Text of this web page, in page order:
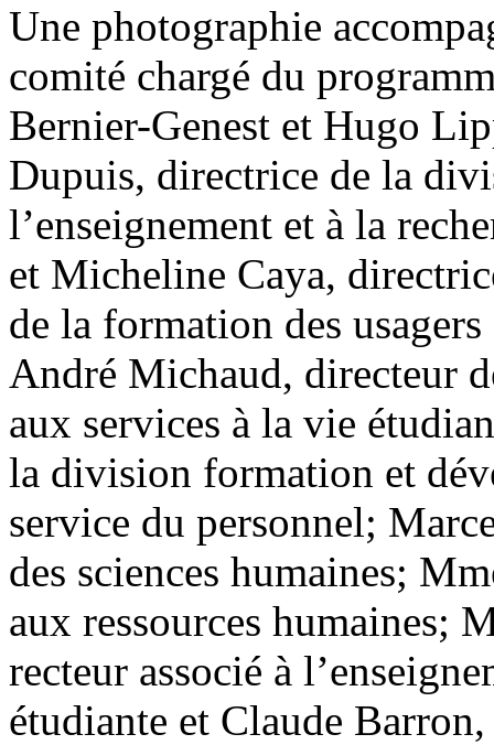
Une photographie
comité chargé du
Bernier-Genest et Hugo
Dupuis, directrice de la
l’enseignement et à la
et Micheline Caya,
de la formation des
André Michaud, directeur
aux services à la vie
la division formation et
service du personnel;
des sciences humaines;
aux ressources
recteur associé à
étudiante et Claude